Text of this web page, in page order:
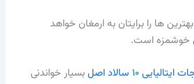
ها را برایتان به ارمغان خواهد
خوشمزه است.
۱۰ سالاد اصل
بسیار خواندنی